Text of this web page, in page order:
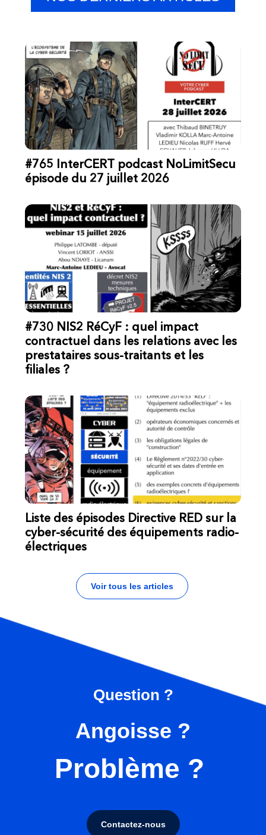
#765 InterCERT podcast NoLimitSecu
épisode du 27 juillet 2026
#730 NIS2 RéCyF : quel impact
contractuel dans les relations avec les
prestataires sous-traitants et les
filiales ?
Liste des épisodes Directive RED sur la
cyber-sécurité des équipements radio-
électriques
Voir tous les articles
Question ?
Angoisse ?
Problème ?
Contactez-nous